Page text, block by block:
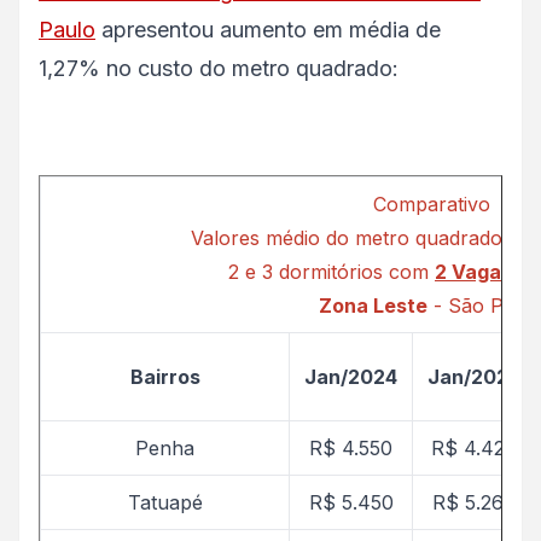
Paulo apresentou aumento em média de
1,27% no custo do metro quadrado:
Comparativo
Valores médio do metro quadrado
2 e 3 dormitórios com 2 Vagas
Zona Leste - São
Bairros Jan/2024 Jan/2025
Penha R$ 4.550 R$ 4.427
Tatuapé R$ 5.450 R$ 5.269